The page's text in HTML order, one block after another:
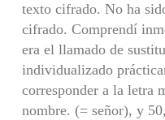
texto cifrado. No ha
cifrado. Comprendí
era el llamado de
individualizado
corresponder a la letra
nombre. (= señor), y